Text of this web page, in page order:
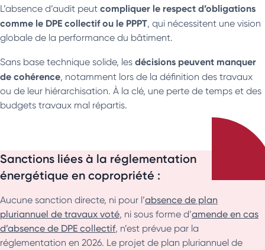
L’absence d’audit peut compliquer le respect d’obligations
comme le DPE collectif ou le PPPT, qui nécessitent une vision
globale de la performance du bâtiment.
Sans base technique solide, les décisions peuvent manquer
de cohérence, notamment lors de la définition des travaux
ou de leur hiérarchisation. À la clé, une perte de temps et des
budgets travaux mal répartis.
Sanctions liées à la réglementation
énergétique en copropriété :
Aucune sanction directe, ni pour l’absence de plan
pluriannuel de travaux voté, ni sous forme d’amende en cas
d’absence de DPE collectif, n’est prévue par la
réglementation en 2026. Le projet de plan pluriannuel de